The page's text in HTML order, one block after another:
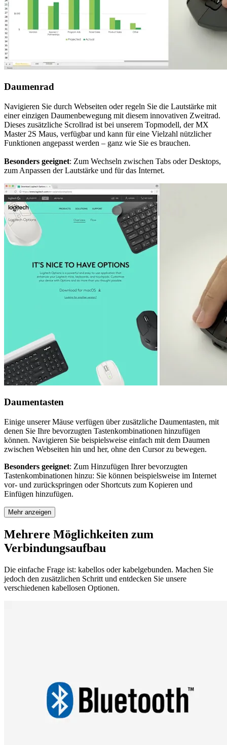
Daumenrad
Navigieren Sie durch Webseiten oder regeln Sie die Lautstärke mit
einer einzigen Daumenbewegung mit diesem innovativen Zweitrad.
Dieses zusätzliche Scrollrad ist bei unserem Topmodell, der MX
Master 2S Maus, verfügbar und kann für eine Vielzahl nützlicher
Funktionen angepasst werden – ganz wie Sie es brauchen.
Besonders geeignet: Zum Wechseln zwischen Tabs oder Desktops,
zum Anpassen der Lautstärke und für das Internet.
Daumentasten
Einige unserer Mäuse verfügen über zusätzliche Daumentasten, mit
denen Sie Ihre bevorzugten Tastenkombinationen hinzufügen
können. Navigieren Sie beispielsweise einfach mit dem Daumen
zwischen Webseiten hin und her, ohne den Cursor zu bewegen.
Besonders geeignet: Zum Hinzufügen Ihrer bevorzugten
Tastenkombinationen hinzu: Sie können beispielsweise im Internet
vor- und zurückspringen oder Shortcuts zum Kopieren und
Einfügen hinzufügen.
Mehr anzeigen
Mehrere Möglichkeiten zum
Verbindungsaufbau
Die einfache Frage ist: kabellos oder kabelgebunden. Machen Sie
jedoch den zusätzlichen Schritt und entdecken Sie unsere
verschiedenen kabellosen Optionen.